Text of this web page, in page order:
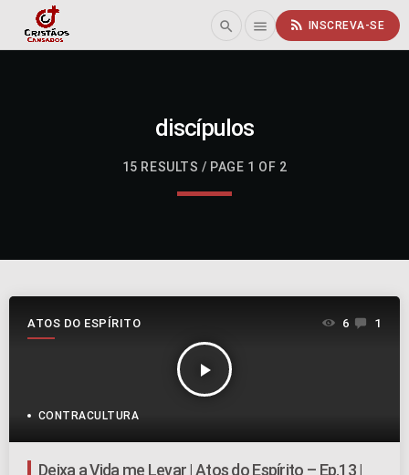
search menu rss_feed INSCREVA-SE
discípulos
15 RESULTS / PAGE 1 OF 2
ATOS DO ESPÍRITO
play_arrow
6 1
CONTRACULTURA
Deixa a Vida me Levar | Atos do Espírito – Ep.13 |